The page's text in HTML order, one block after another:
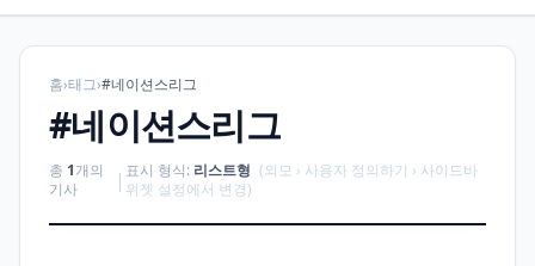
홈›태그›#네이션스리그
#네이션스리그
총 1개의
기사
| 표시 형식: 리스트형 (외모 › 사용자 정의하기 › 사이드바
위젯 설정에서 변경)